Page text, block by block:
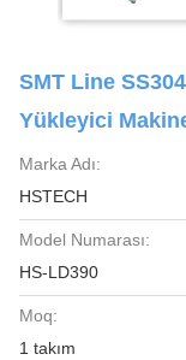
SMT Line
Yükleyici
Marka Adı:
HSTECH
Model Numarası:
HS-LD390
Moq:
1 takım